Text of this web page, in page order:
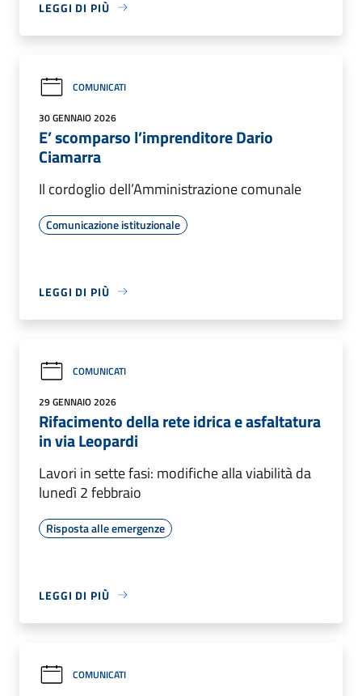
LEGGI DI PIÙ
COMUNICATI
30 GENNAIO 2026
E’ scomparso l’imprenditore Dario
Ciamarra
Il cordoglio dell’Amministrazione comunale
Comunicazione istituzionale
LEGGI DI PIÙ
COMUNICATI
29 GENNAIO 2026
Rifacimento della rete idrica e asfaltatura
in via Leopardi
Lavori in sette fasi: modifiche alla viabilità da
lunedì 2 febbraio
Risposta alle emergenze
LEGGI DI PIÙ
COMUNICATI